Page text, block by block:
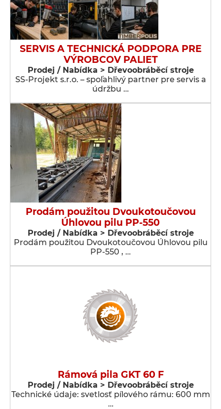
SERVIS A TECHNICKÁ PODPORA PRE
VÝROBCOV PALIET
Prodej / Nabídka > Dřevoobráběcí stroje
SS-Projekt s.r.o. – spoľahlivý partner pre servis a
údržbu …
Prodám použitou Dvoukotoučovou
Úhlovou pilu PP-550
Prodej / Nabídka > Dřevoobráběcí stroje
Prodám použitou Dvoukotoučovou Úhlovou pilu
PP-550 , …
Rámová pila GKT 60 F
Prodej / Nabídka > Dřevoobráběcí stroje
Technické údaje: svetlosť pílového rámu: 600 mm
…